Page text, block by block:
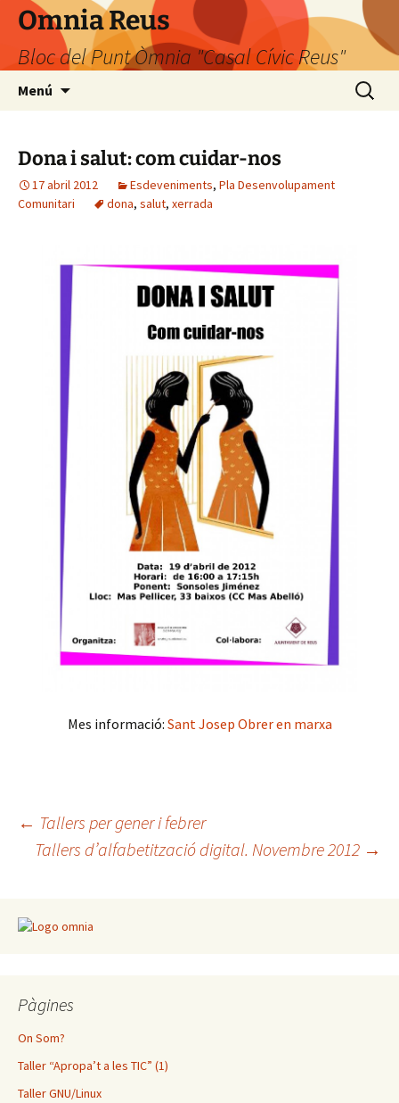
Omnia Reus
Bloc del Punt Òmnia "Casal Cívic Reus"
Menú Cerca:
Dona i salut: com cuidar-nos
17 abril 2012 Esdeveniments, Pla Desenvolupament
Comunitari
dona, salut, xerrada
Mes informació: Sant Josep Obrer en marxa
Navegació
les
entrades
← Tallers per gener i febrer
Tallers d’alfabetització digital. Novembre 2012 →
Pàgines
On Som?
Taller “Apropa’t a les TIC” (1)
Taller GNU/Linux